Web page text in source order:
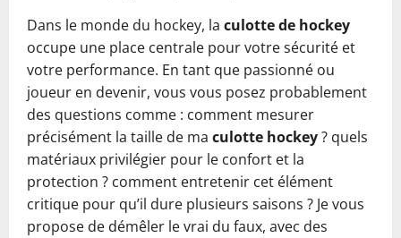
Dans le monde du hockey, la culotte de hockey
occupe une place centrale pour votre sécurité et
votre performance. En tant que passionné ou
joueur en devenir, vous vous posez probablement
des questions comme : comment mesurer
précisément la taille de ma culotte hockey? quels
matériaux privilégier pour le confort et la
protection ? comment entretenir cet élément
critique pour qu’il dure plusieurs saisons ? Je vous
propose de démêler le vrai du faux, avec des